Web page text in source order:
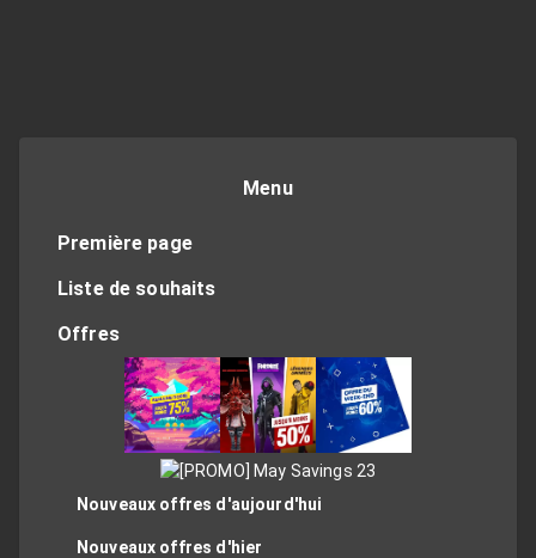
Menu
Première page
Liste de souhaits
Offres
Nouveaux offres d'aujourd'hui
Nouveaux offres d'hier